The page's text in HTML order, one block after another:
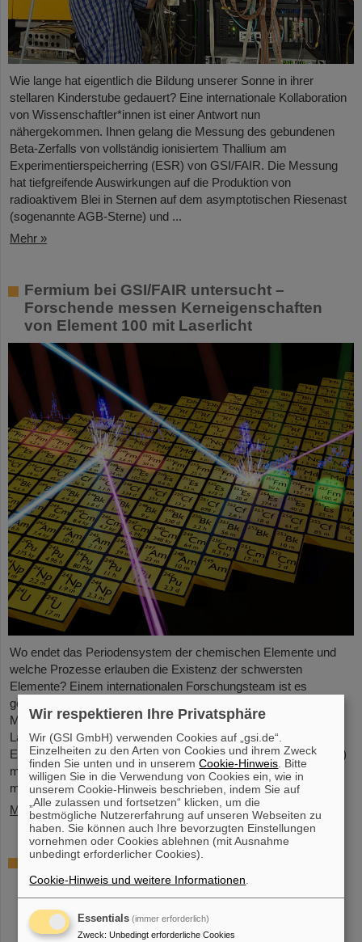
Wie lange hat eigentlich die Bildung unserer Sonne in ihrer
stellaren Kinderstube gedauert? Eine internationale Kollaboration
von Wissenschaftler*innen ist einer Antwort nun
nähergekommen. Ihnen gelang die Messung des gebundenen
Beta-Zerfalls von vollständig ionisiertem Thallium am
Experimentierspeicherring (ESR) von GSI/FAIR. Die Messung
hat tiefgreifende Auswirkungen auf die Produktion von
radioaktivem Blei in Sternen auf dem asymptotischen Riesenast
(sogenannte AGB-Sterne) und ...
Mehr »
Fermium bei GSI/FAIR untersucht –
Forschende messen Kerneigenschaften
von Element 100 mit Laserlicht
Wo endet das Periodensystem der chemischen Elemente und
welche Prozesse erlauben die Existenz der schwersten
Elemente? Einem internationalen Forschungsteam ist es
gelungen, einer Beantwortung näher zu kommen und mit
Messungen an der GSI/FAIR-Beschleunigeranlage und in
Laboren der Johannes Gutenberg-Universität Mainz einen
Einblick in die Struktur von Fermium-Atomkernen (Element 100)
mit unterschiedlichen Anzahlen an Neutronen zu gewinnen. Mit
modernen Laserspektroskopietechniken bestimmten sie…
Mehr »
Das schwerste bisher chemisch
untersuchte Element – In Experimenten bei
GSI/FAIR gelingt Bestimmung der
Eigenschaften von Moscovium und
Nihonium
Wir respektieren Ihre Privatsphäre
Wir (GSI GmbH) verwenden Cookies auf „gsi.de“.
Einzelheiten zu den Arten von Cookies und ihrem Zweck
finden Sie unten und in unseremCookie-Hinweis . Bitte
willigen Sie in die Verwendung von Cookies ein, wie in
unserem Cookie-Hinweis beschrieben, indem Sie auf
„Alle zulassen und fortsetzen“ klicken, um die
bestmögliche Nutzererfahrung auf unseren Webseiten zu
haben. Sie können auch Ihre bevorzugten Einstellungen
vornehmen oder Cookies ablehnen (mit Ausnahme
unbedingt erforderlicher Cookies).
Cookie-Hinweis und weitere Informationen
Essentials (immer erforderlich)
Zweck: Unbedingt erforderliche Cookies